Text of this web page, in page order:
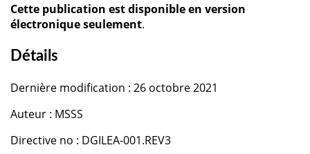
Cette publication est disponible en version
électronique seulement.
Détails
Dernière modification : 26 octobre 2021
Auteur : MSSS
Directive no : DGILEA-001.REV3